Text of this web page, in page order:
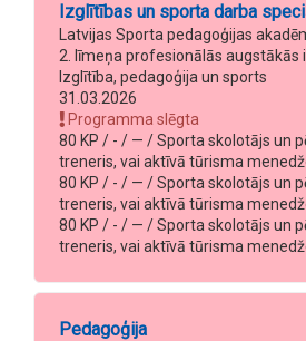
Izglītības un sporta darba
Latvijas Sporta pedagoģijas
2. līmeņa profesionālās
Izglītība, pedagoģija un sports
31.03.2026
Programma slēgta
80 KP / - / — / Sporta skolotājs un
treneris, vai aktīvā tūrisma
80 KP / - / — / Sporta skolotājs un
treneris, vai aktīvā tūrisma
80 KP / - / — / Sporta skolotājs un
treneris, vai aktīvā tūrisma
Pedagoģija